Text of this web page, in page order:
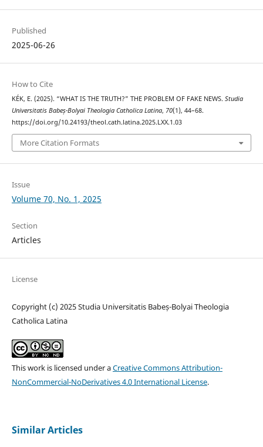
Published
2025-06-26
How to Cite
KÉK, E. (2025). “WHAT IS THE TRUTH?” THE PROBLEM OF FAKE NEWS. Studia
Universitatis Babeș-Bolyai Theologia Catholica Latina, 70(1), 44–68.
https://doi.org/10.24193/theol.cath.latina.2025.LXX.1.03
More Citation Formats
Issue
Volume 70, No. 1, 2025
Section
Articles
License
Copyright (c) 2025 Studia Universitatis Babeș-Bolyai Theologia
Catholica Latina
This work is licensed under aCreative Commons Attribution-
NonCommercial-NoDerivatives 4.0 International License.
Similar Articles